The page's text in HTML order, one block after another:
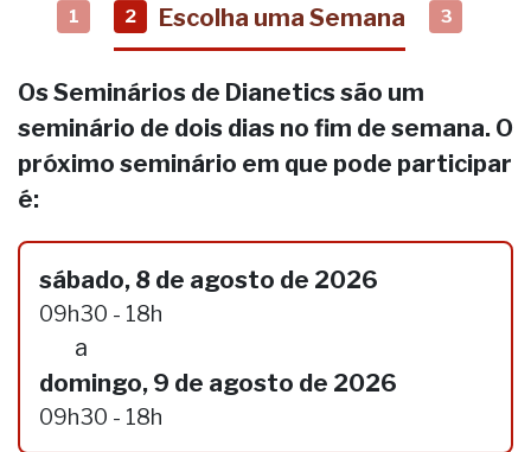
1 2 Escolha uma Semana 3
Os Seminários de Dianetics são um
seminário de dois dias no fim de semana. O
próximo seminário em que pode participar
é:
sábado, 8 de agosto de 2026
09h30 - 18h
a
domingo, 9 de agosto de 2026
09h30 - 18h